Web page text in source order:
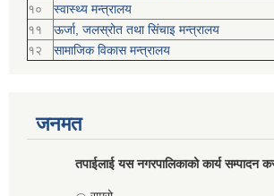
१०
स्वास्थ्य मन्त्रालय
११
ऊर्जा, जलस्रोत तथा सिंचाइ मन्त्रालय
१२
सामाजिक विकास मन्‍‍त्रालय
जनमत
तपाईलाई यस नगरपालिकाको कार्य सम्पादन